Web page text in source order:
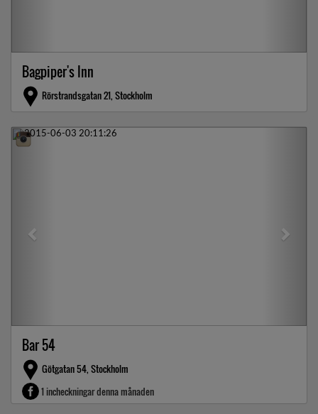
Bagpiper's Inn
Rörstrandsgatan 21, Stockholm
Previous
Bar 54
Götgatan 54, Stockholm
1 incheckningar denna månaden